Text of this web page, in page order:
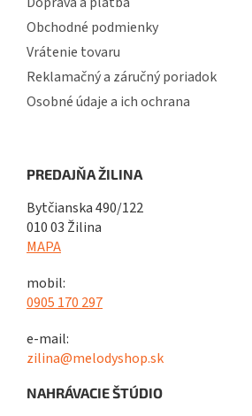
Obchodné podmienky
Vrátenie tovaru
Reklamačný a záručný poriadok
Osobné údaje a ich ochrana
PREDAJŇA ŽILINA
Bytčianska 490/122
010 03 Žilina
MAPA
mobil:
0905 170 297
e-mail:
zilina@melodyshop.sk
NAHRÁVACIE ŠTÚDIO